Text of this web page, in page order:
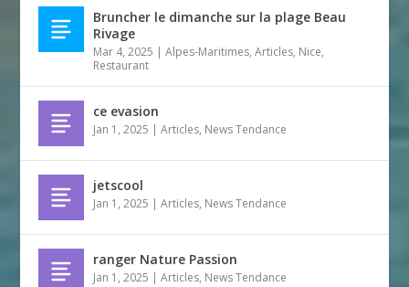
Bruncher le dimanche sur la plage Beau
Rivage
Mar 4, 2025 |Alpes-Maritimes,Articles, Nice,
Restaurant
ce evasion
Jan 1, 2025 |Articles, News Tendance
jetscool
Jan 1, 2025 |Articles, News Tendance
ranger Nature Passion
Jan 1, 2025 |Articles, News Tendance